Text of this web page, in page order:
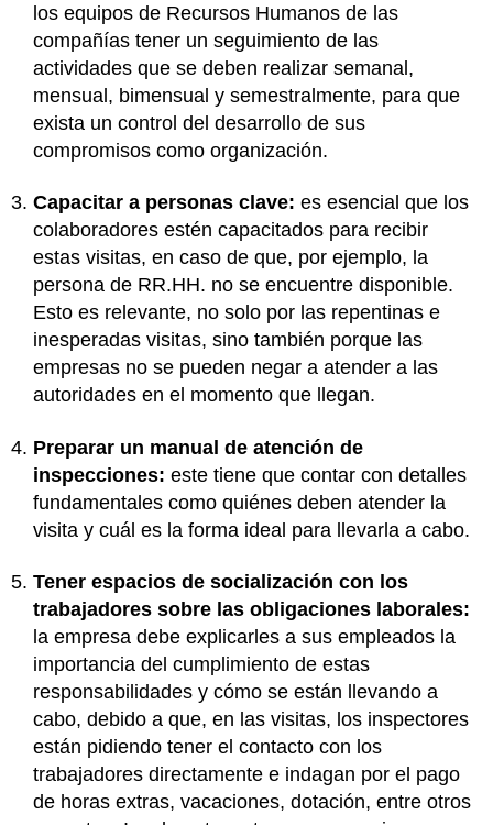
los equipos de Recursos Humanos de las
compañías tener un seguimiento de las
actividades que se deben realizar semanal,
mensual, bimensual y semestralmente, para que
exista un control del desarrollo de sus
compromisos como organización.
Capacitar a personas clave: es esencial que los
colaboradores estén capacitados para recibir
estas visitas, en caso de que, por ejemplo, la
persona de RR.HH. no se encuentre disponible.
Esto es relevante, no solo por las repentinas e
inesperadas visitas, sino también porque las
empresas no se pueden negar a atender a las
autoridades en el momento que llegan.
Preparar un manual de atención de
inspecciones: este tiene que contar con detalles
fundamentales como quiénes deben atender la
visita y cuál es la forma ideal para llevarla a cabo.
Tener espacios de socialización con los
trabajadores sobre las obligaciones laborales:
la empresa debe explicarles a sus empleados la
importancia del cumplimiento de estas
responsabilidades y cómo se están llevando a
cabo, debido a que, en las visitas, los inspectores
están pidiendo tener el contacto con los
trabajadores directamente e indagan por el pago
de horas extras, vacaciones, dotación, entre otros